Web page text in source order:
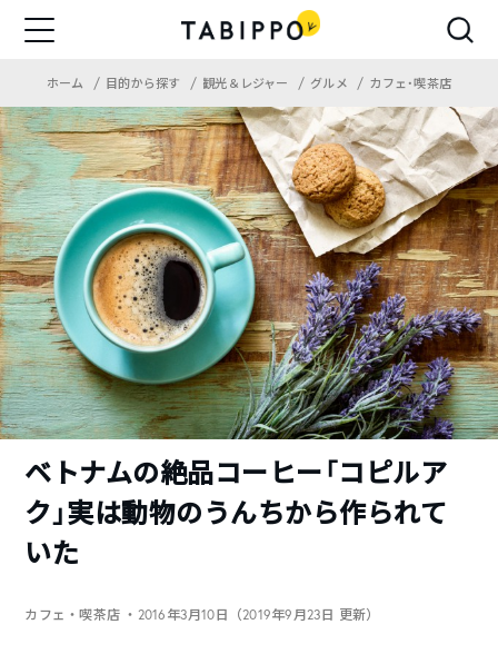
ホーム 目的から探す 観光＆レジャー グルメ カフェ・喫茶店
ベトナムの絶品コーヒー「コピルア
ク」実は動物のうんちから作られて
いた
カフェ・喫茶店 ・2016年3月10日（2019年9月23日 更新）